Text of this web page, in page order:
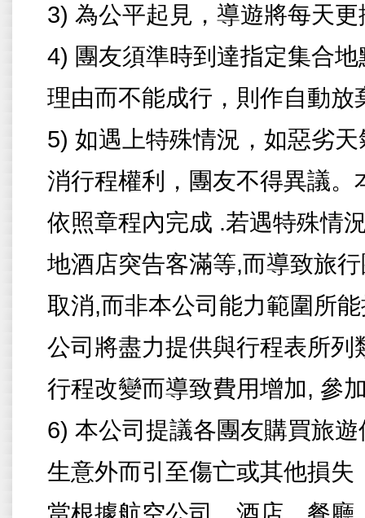
3) 為公平起見，導遊將每天
4) 團友須準時到達指定集合
理由而不能成行，則作自動
5) 如遇上特殊情況，如惡劣天
消行程權利，團友不得異議
依照章程內完成 .若遇特殊情
地酒店突告客滿等,而導致旅
取消,而非本公司能力範圍所
公司將盡力提供與行程表所
行程改變而導致費用增加, 參
6) 本公司提議各團友購買旅
生意外而引至傷亡或其他損